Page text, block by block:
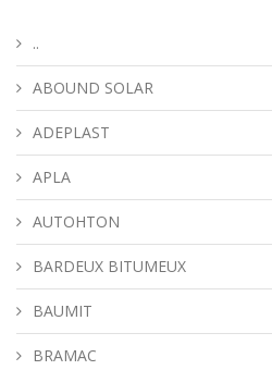
..
ABOUND SOLAR
ADEPLAST
APLA
AUTOHTON
BARDEUX BITUMEUX
BAUMIT
BRAMAC